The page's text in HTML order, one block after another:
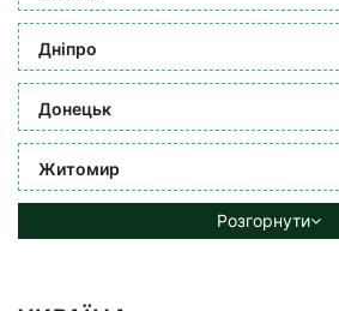
Дніпро
Донецьк
Житомир
Розгорнути